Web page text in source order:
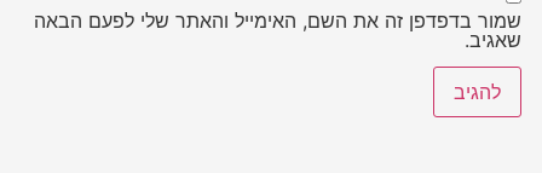
שמור בדפדפן זה את השם, האימייל והאתר שלי לפעם הבאה
שאגיב.